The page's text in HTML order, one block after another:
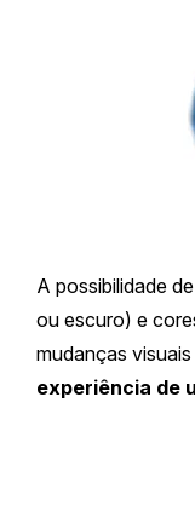
A possibilidade
ou escuro) e
mudanças
experiência de